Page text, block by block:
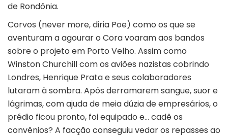
de Rondônia.
Corvos (never more, diria Poe) como os que se
aventuram a agourar o Cora voaram aos bandos
sobre o projeto em Porto Velho. Assim como
Winston Churchill com os aviões nazistas cobrindo
Londres, Henrique Prata e seus colaboradores
lutaram à sombra. Após derramarem sangue, suor e
lágrimas, com ajuda de meia dúzia de empresários, o
prédio ficou pronto, foi equipado e… cadê os
convênios? A facção conseguiu vedar os repasses ao